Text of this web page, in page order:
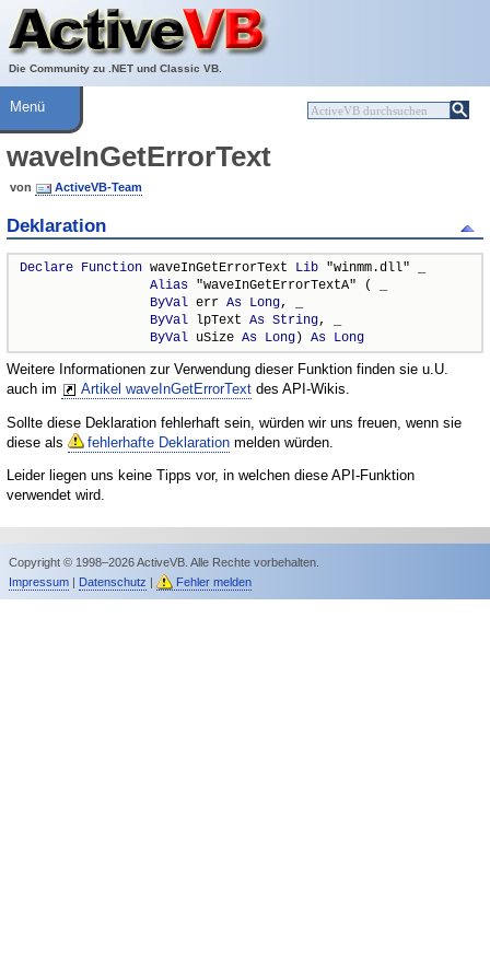
Die Community zu .NET und Classic VB.
Über ActiveVB
Hilfe
Menü
waveInGetErrorText
von ActiveVB-Team
Deklaration
Declare Function waveInGetErrorText Lib "winmm.dll" _
Alias "waveInGetErrorTextA" ( _
ByVal err As Long, _
ByVal lpText As String, _
ByVal uSize As Long) As Long
Weitere Informationen zur Verwendung dieser Funktion finden sie u.U.
auch im
Artikel waveInGetErrorText des API-Wikis.
Sollte diese Deklaration fehlerhaft sein, würden wir uns freuen, wenn sie
diese als
fehlerhafte Deklaration melden würden.
Leider liegen uns keine Tipps vor, in welchen diese API-Funktion
verwendet wird.
Copyright © 1998–2026 ActiveVB. Alle Rechte vorbehalten.
Impressum| Datenschutz | Fehler melden